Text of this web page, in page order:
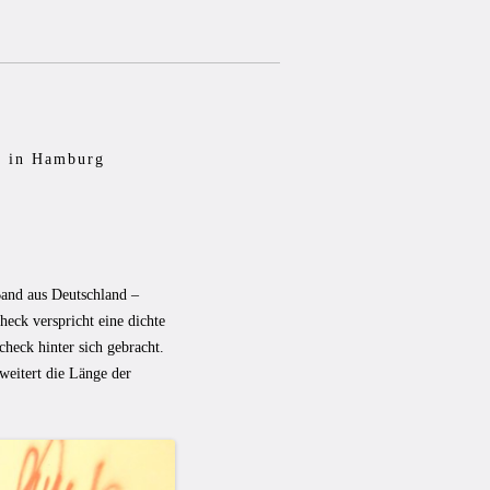
in Hamburg
aus Deutschland –
verspricht eine dichte
hinter sich gebracht.
die Länge der